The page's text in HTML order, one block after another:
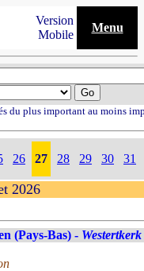
Version
Mobile
Menu
du plus important au moins
26 27 28 29 30 31
2026
(Pays-Bas) - Westertkerk